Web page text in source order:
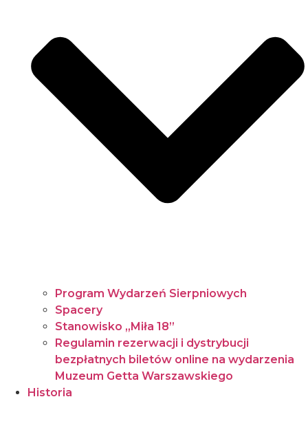
Program Wydarzeń Sierpniowych
Spacery
Stanowisko „Miła 18”
Regulamin rezerwacji i dystrybucji
bezpłatnych biletów online na wydarzenia
Muzeum Getta Warszawskiego
Historia